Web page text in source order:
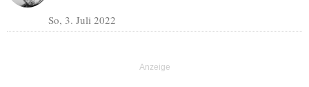
So, 3. Juli 2022